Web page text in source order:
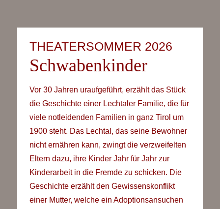
THEATERSOMMER 2026
Schwabenkinder
Vor 30 Jahren uraufgeführt, erzählt das Stück
die Geschichte einer Lechtaler Familie, die für
viele notleidenden Familien in ganz Tirol um
1900 steht. Das Lechtal, das seine Bewohner
nicht ernähren kann, zwingt die verzweifelten
Eltern dazu, ihre Kinder Jahr für Jahr zur
Kinderarbeit in die Fremde zu schicken. Die
Geschichte erzählt den Gewissenskonflikt
einer Mutter, welche ein Adoptionsansuchen